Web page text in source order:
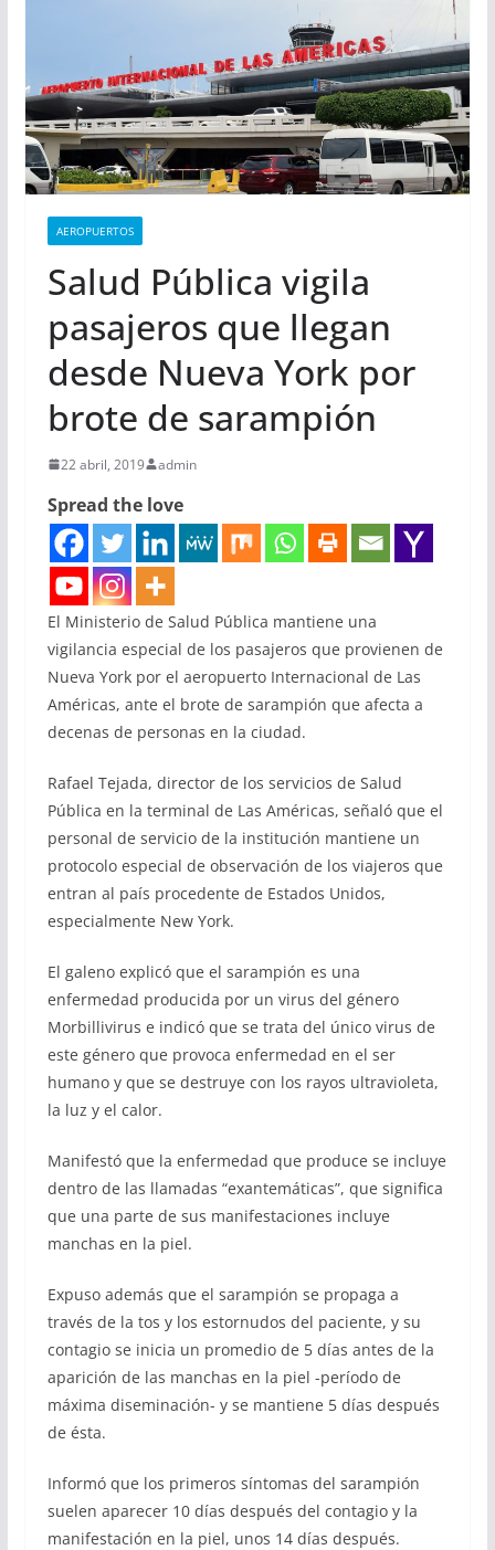
AEROPUERTOS
Salud Pública vigila
pasajeros que llegan
desde Nueva York por
brote de sarampión
22 abril, 2019 admin
Spread the love
El Ministerio de Salud Pública mantiene una
vigilancia especial de los pasajeros que provienen de
Nueva York por el aeropuerto Internacional de Las
Américas, ante el brote de sarampión que afecta a
decenas de personas en la ciudad.
Rafael Tejada, director de los servicios de Salud
Pública en la terminal de Las Américas, señaló que el
personal de servicio de la institución mantiene un
protocolo especial de observación de los viajeros que
entran al país procedente de Estados Unidos,
especialmente New York.
El galeno explicó que el sarampión es una
enfermedad producida por un virus del género
Morbillivirus e indicó que se trata del único virus de
este género que provoca enfermedad en el ser
humano y que se destruye con los rayos ultravioleta,
la luz y el calor.
Manifestó que la enfermedad que produce se incluye
dentro de las llamadas “exantemáticas”, que significa
que una parte de sus manifestaciones incluye
manchas en la piel.
Expuso además que el sarampión se propaga a
través de la tos y los estornudos del paciente, y su
contagio se inicia un promedio de 5 días antes de la
aparición de las manchas en la piel -período de
máxima diseminación- y se mantiene 5 días después
de ésta.
Informó que los primeros síntomas del sarampión
suelen aparecer 10 días después del contagio y la
manifestación en la piel, unos 14 días después.